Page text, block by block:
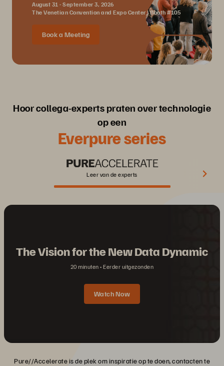
August 31 - September 3, 2026
The Venetian Convention and Expo Center | Booth #105
Book a Meeting
Hoor collega-experts praten over technologie
op een
Everpure series
Leer van de experts
The Vision for the New Data Dynamic
20 minuten Eerder uitgezonden
Watch Now
Pure//Accelerate is de plek om inspiratie op te doen, contacten te